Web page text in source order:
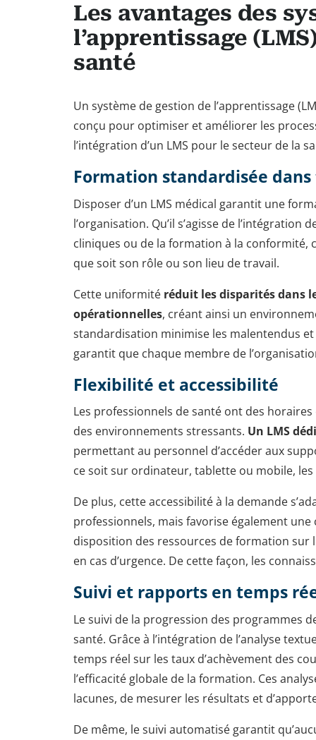
Les avantages des
l’apprentissage
santé
Un système de gestion de l’apprentissage
conçu pour optimiser et améliorer les
l’intégration d’un LMS pour le secteur de la
Formation standardisée
Disposer d’un LMS médical garantit une
l’organisation. Qu’il s’agisse de
cliniques ou de la formation à la conformité,
que soit son rôle ou son lieu de travail.
Cette uniformité réduit les disparités dans
opérationnelles, créant ainsi un
standardisation minimise les malentendus
garantit que chaque membre de
Flexibilité et accessibilité
Les professionnels de santé ont des
des environnements stressants. Un LMS
permettant au personnel d’accéder aux
ce soit sur ordinateur, tablette ou mobile,
De plus, cette accessibilité à la demande
professionnels, mais favorise également
disposition des ressources de formation
en cas d’urgence. De cette façon, les
Suivi et rapports en temps
Le suivi de la progression des programmes
santé. Grâce à l’intégration de l’analyse
temps réel sur les taux d’achèvement des
l’efficacité globale de la formation. Ces
lacunes, de mesurer les résultats et
De même, le suivi automatisé garantit